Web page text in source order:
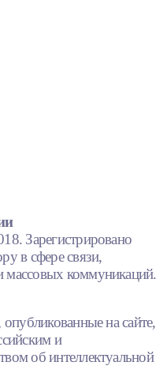
Зарегистрировано
в сфере связи,
коммуникаций.
на сайте,
и
об интеллектуальной